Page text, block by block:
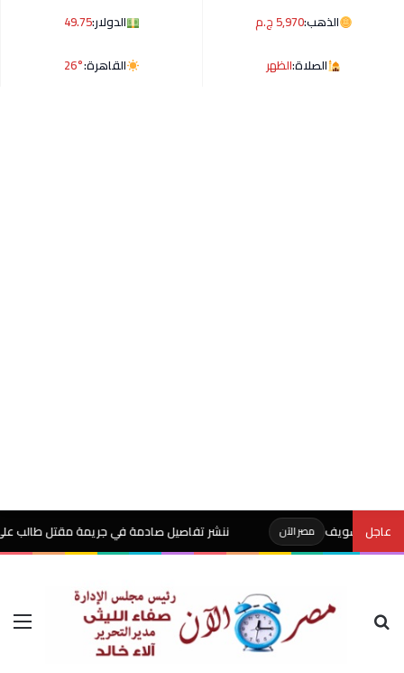
الذهب:5,970 ج.م الدولار:49.75
الصلاة:الظهر القاهرة:26°
عاجل مصر الآن ننشر تفاصيل صادمة في جريمة مقتل طالب على يد
بحث عن